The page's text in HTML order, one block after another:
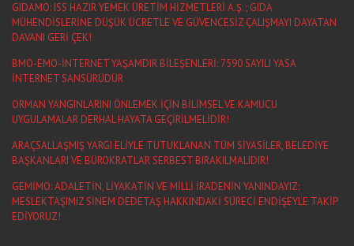
GIDAMO: ISS HAZIR YEMEK ÜRETİM HİZMETLERİ A.Ş. ; GIDA
MÜHENDİSLERİNE DÜŞÜK ÜCRETLE VE GÜVENCESİZ ÇALIŞMAYI DAYATAN
DAVANI GERİ ÇEK!
BMO-EMO-İNTERNET YAŞAMDIR BİLEŞENLERİ: 7590 SAYILI YASA
İNTERNET SANSÜRÜDÜR
ORMAN YANGINLARINI ÖNLEMEK İÇİN BİLİMSEL VE KAMUCU
UYGULAMALAR DERHAL HAYATA GEÇİRİLMELİDİR!
ARAÇSALLAŞMIŞ YARGI ELİYLE TUTUKLANAN TÜM SİYASİLER, BELEDİYE
BAŞKANLARI VE BÜROKRATLAR SERBEST BIRAKILMALIDIR!
GEMİMO: ADALETİN, LİYAKATİN VE MİLLİ İRADENİN YANINDAYIZ:
MESLEKTAŞIMIZ SİNEM DEDETAŞ HAKKINDAKİ SÜRECİ ENDİŞEYLE TAKİP
EDİYORUZ!